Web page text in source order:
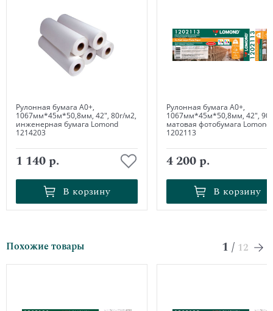
Рулонная бумага А0+,
1067мм*45м*50,8мм, 42", 80г/м2,
инженерная бумага Lomond
1214203
1 140 р.
В корзину
В корзину
Рулонная бумага А0+,
1067мм*45м*50,8мм, 42",
матовая фотобумага Lomond
1202113
4 200 р.
В корзину
В корзину
Похожие товары 1 / 12